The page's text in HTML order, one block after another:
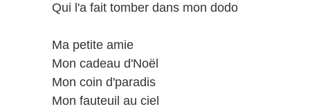
Qui l'a fait tomber dans mon dodo
Ma petite amie
Mon cadeau d'Noël
Mon coin d'paradis
Mon fauteuil au ciel